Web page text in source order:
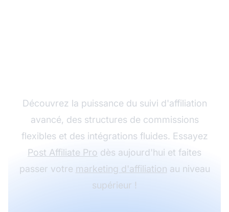
Découvrez la puissance du suivi d'affiliation
avancé, des structures de commissions
flexibles et des intégrations fluides. Essayez
Post Affiliate Pro dès aujourd'hui et faites
passer votre marketing d'affiliation au niveau
supérieur !